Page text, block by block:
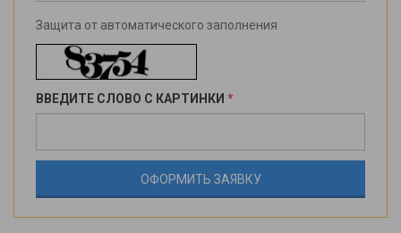
Защита от автоматического заполнения
ВВЕДИТЕ СЛОВО С КАРТИНКИ *